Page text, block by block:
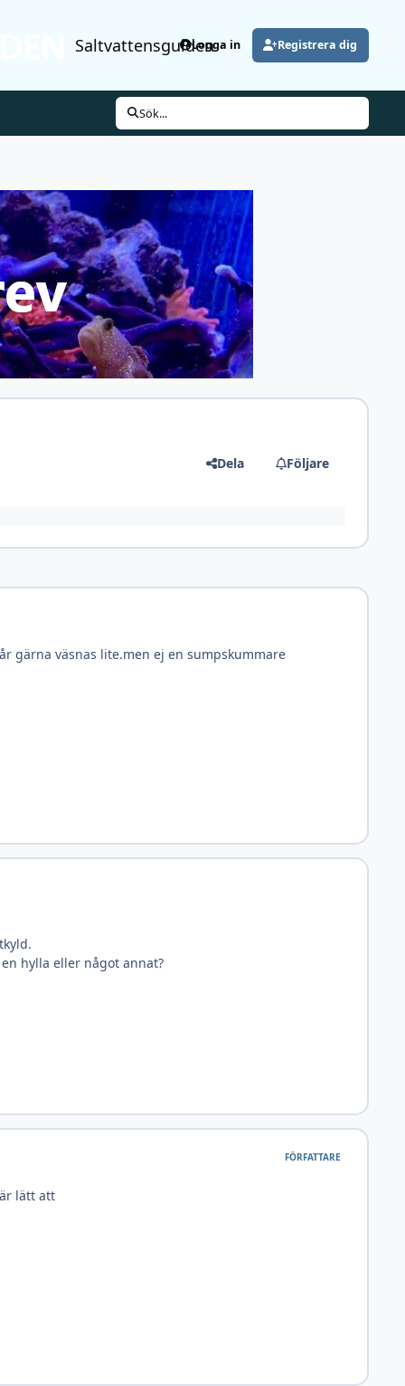
SaltvattensguidenLogga in Registrera dig
Sök...
Dela Följare
gärna väsnas lite.men ej en sumpskummare
hylla eller något annat?
FÖRFATTARE
lätt att